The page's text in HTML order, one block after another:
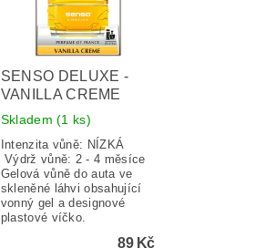
SENSO DELUXE -
VANILLA CREME
Skladem(1 ks)
Intenzita vůně: NÍZKÁ
Výdrž vůně: 2 - 4 měsíce
Gelová vůně do auta ve
skleněné láhvi obsahující
vonný gel a designové
plastové víčko.
89 Kč